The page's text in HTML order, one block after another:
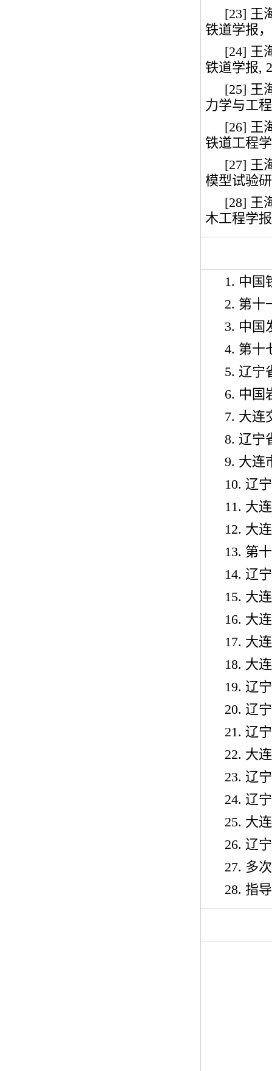
[23] 王
铁道学报，
[24] 王
铁道学报,
[25] 王
力学与工
[26] 王
铁道工程
[27] 王
模型试验
[28] 王
木工程学报
1. 中国
2. 第十
3. 中国
4. 第十
5. 辽宁
6. 中国
7. 大连
8. 辽宁
9. 大连
10. 辽
11. 大
12. 大
13. 第
14. 辽
15. 大
16. 大
17. 大
18. 大
19. 辽
20. 辽
21. 辽
22. 大
23. 辽
24. 辽
25. 大
26. 辽
27. 多
28. 指